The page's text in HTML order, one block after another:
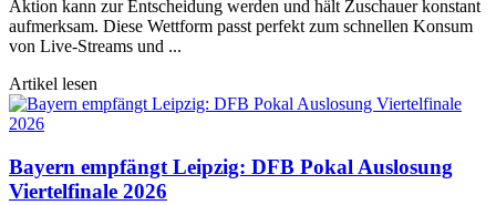
Aktion kann zur Entscheidung werden und hält Zuschauer konstant
aufmerksam. Diese Wettform passt perfekt zum schnellen Konsum
von Live-Streams und ...
Artikel lesen
Bayern empfängt Leipzig: DFB Pokal Auslosung
Viertelfinale 2026